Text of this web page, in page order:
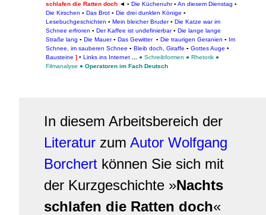
schlafen die Ratten doch ◄ ▪ Die Küchenuhr ▪ An diesem Dienstag ▪
Die Kirschen ▪ Das Brot ▪ Die drei dunklen Könige ▪
Lesebuchgeschichten ▪ Mein bleicher Bruder▪ Die Katze war im
Schnee erfroren ▪ Der Kaffee ist undefinierbar ▪ Die lange lange
Straße lang ▪ Die Mauer ▪ Das Gewitter ▪ Die traurigen Geranien ▪ Im
Schnee, im sauberen Schnee ▪ Bleib doch, Giraffe ▪ Gottes Auge •
Bausteine ] • Links ins Internet ● Schreibformen ● Rhetorik ●
Filmanalyse ● Operatoren im Fach Deutsch
In diesem Arbeitsbereich der
Literatur zum Autor Wolfgang
Borchert können Sie sich mit
der Kurzgeschichte »Nachts
schlafen die Ratten doch«